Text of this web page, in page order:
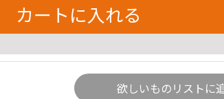
カートに入れる
欲しいものリストに